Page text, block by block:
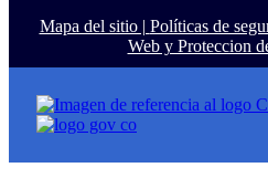
Mapa del sitio | Políticas de
Web y Proteccion